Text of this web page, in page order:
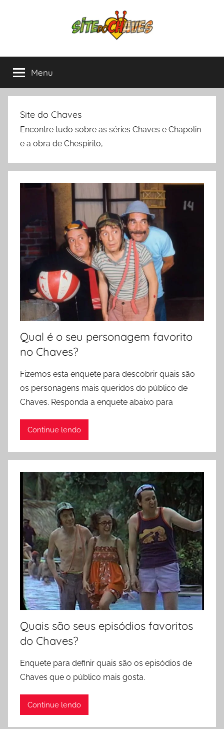
Site
do
Chaves
Chapolin,
tudo
sobre
mais
amadas
América
Latina.
Menu
Site do Chaves
Encontre tudo sobre as séries Chaves e Chapolin
e a obra de Chespirito,
Qual é o seu personagem favorito
no Chaves?
Fizemos esta enquete para descobrir quais são
os personagens mais queridos do público de
Chaves. Responda a enquete abaixo para
Continue lendo
Quais são seus episódios favoritos
do Chaves?
Enquete para definir quais são os episódios de
Chaves que o público mais gosta.
Continue lendo